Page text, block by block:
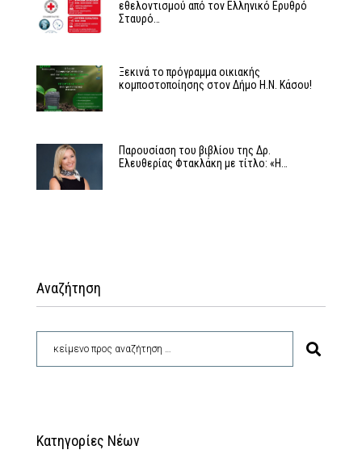
εθελοντισμού από τον Ελληνικό Ερυθρό
Σταυρό…
Ξεκινά το πρόγραμμα οικιακής
κομποστοποίησης στον Δήμο Η.Ν. Κάσου!
Παρουσίαση του βιβλίου της Δρ.
Ελευθερίας Φτακλάκη με τίτλο: «Η…
Αναζήτηση
Κατηγορίες Νέων